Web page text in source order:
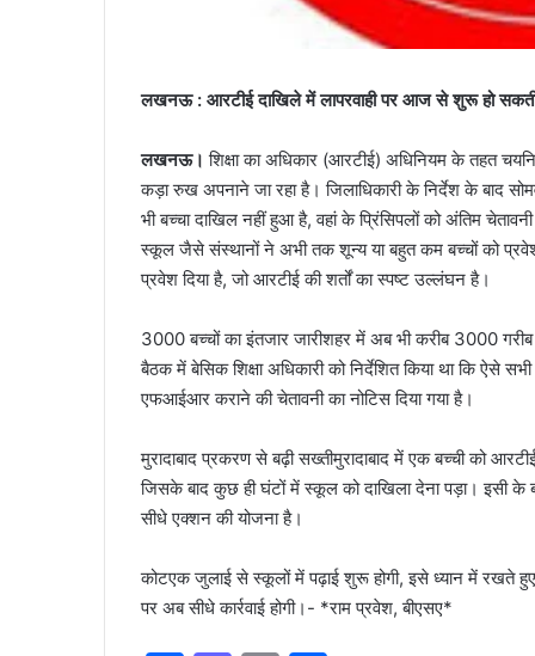
लखनऊ : आरटीई दाखिले में लापरवाही पर आज से शुरू हो सकती
लखनऊ। शिक्षा का अधिकार (आरटीई) अधिनियम के तहत
कड़ा रुख अपनाने जा रहा है। जिलाधिकारी के निर्देश के बाद
भी बच्चा दाखिल नहीं हुआ है, वहां के प्रिंसिपलों को अंतिम
स्कूल जैसे संस्थानों ने अभी तक शून्य या बहुत कम बच्चों को
प्रवेश दिया है, जो आरटीई की शर्तों का स्पष्ट उल्लंघन है।
3000 बच्चों का इंतजार जारीशहर में अब भी करीब 3000 गरीब
बैठक में बेसिक शिक्षा अधिकारी को निर्देशित किया था कि ऐसे
एफआईआर कराने की चेतावनी का नोटिस दिया गया है।
मुरादाबाद प्रकरण से बढ़ी सख्तीमुरादाबाद में एक बच्ची को
जिसके बाद कुछ ही घंटों में स्कूल को दाखिला देना पड़ा।
सीधे एक्शन की योजना है।
कोटएक जुलाई से स्कूलों में पढ़ाई शुरू होगी, इसे ध्यान में रखते हुए
पर अब सीधे कार्रवाई होगी।- *राम प्रवेश, बीएसए*